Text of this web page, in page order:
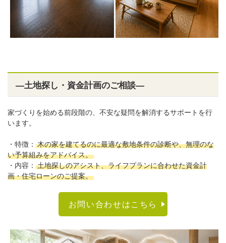
―土地探し・資金計画のご相談―
家づくりを始める前段階の、不安な疑問を解消するサポートを行
います。
・特徴： 木の家を建てるのに最適な敷地条件の診断や、無理のな
い予算組みをアドバイス。
・内容： 土地探しのアシスト、ライフプランに合わせた資金計
画・住宅ローンのご提案。
お問い合わせはこちら